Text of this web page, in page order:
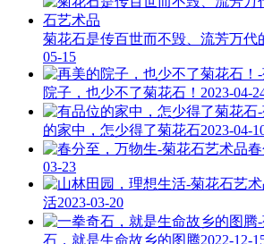
菊花石是传百世而不毁、流芳万代
05-15
院子，也少不了菊花石！ 2023-04-
的家中，怎少得了菊花石2023-04-
03-23
活2023-03-20
石，就是生命故乡的图腾2022-12-